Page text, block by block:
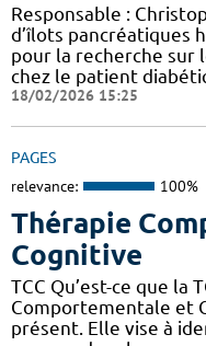
Responsable :
d’îlots pancréatiques
pour la recherche sur
chez le patient
18/02/2026 15:25
PAGES
relevance: 100%
Thérapie
Cognitive
TCC Qu’est-ce que la
Comportementale et
présent. Elle vise à